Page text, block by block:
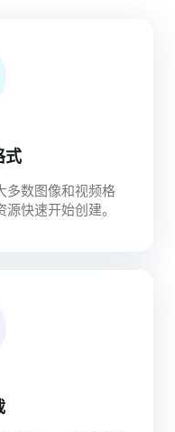
式
多数图像和视频格
快速开始创建。